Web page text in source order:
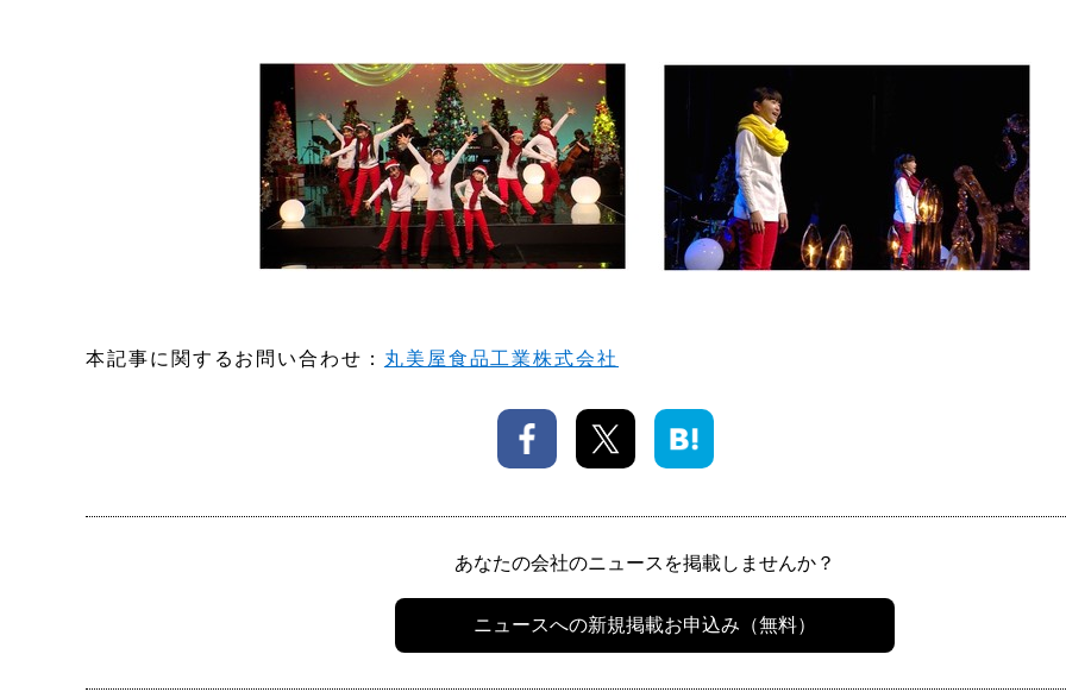
本記事に関するお問い合わせ： 丸美屋食品工業株式会社
あなたの会社のニュースを掲載しませんか？
ニュースへの新規掲載お申込み（無料）